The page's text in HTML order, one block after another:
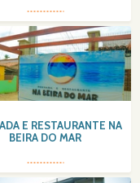
E RESTAURANTE NA
BEIRA DO MAR